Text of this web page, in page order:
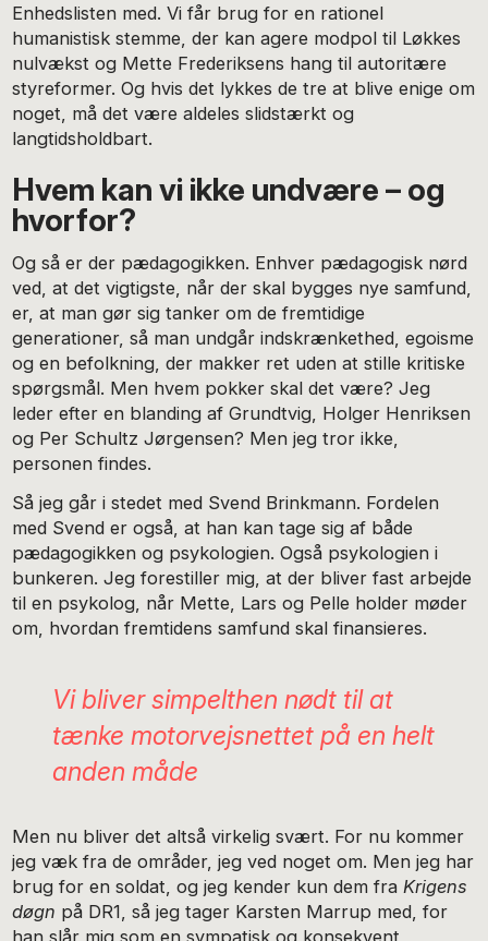
Enhedslisten med. Vi får brug for en rationel
humanistisk stemme, der kan agere modpol til Løkkes
nulvækst og Mette Frederiksens hang til autoritære
styreformer. Og hvis det lykkes de tre at blive enige om
noget, må det være aldeles slidstærkt og
langtidsholdbart.
Hvem kan vi ikke undvære – og
hvorfor?
Og så er der pædagogikken. Enhver pædagogisk nørd
ved, at det vigtigste, når der skal bygges nye samfund,
er, at man gør sig tanker om de fremtidige
generationer, så man undgår indskrænkethed, egoisme
og en befolkning, der makker ret uden at stille kritiske
spørgsmål. Men hvem pokker skal det være? Jeg
leder efter en blanding af Grundtvig, Holger Henriksen
og Per Schultz Jørgensen? Men jeg tror ikke,
personen findes.
Så jeg går i stedet med Svend Brinkmann. Fordelen
med Svend er også, at han kan tage sig af både
pædagogikken og psykologien. Også psykologien i
bunkeren. Jeg forestiller mig, at der bliver fast arbejde
til en psykolog, når Mette, Lars og Pelle holder møder
om, hvordan fremtidens samfund skal finansieres.
Vi bliver simpelthen nødt til at
tænke motorvejsnettet på en helt
anden måde
Men nu bliver det altså virkelig svært. For nu kommer
jeg væk fra de områder, jeg ved noget om. Men jeg har
brug for en soldat, og jeg kender kun dem fraKrigens
døgn på DR1, så jeg tager Karsten Marrup med, for